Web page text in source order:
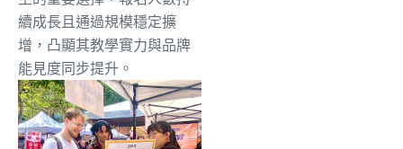
續成長且通過規模穩定擴
增， 凸顯其教學實力與品牌
能見度同步提升。